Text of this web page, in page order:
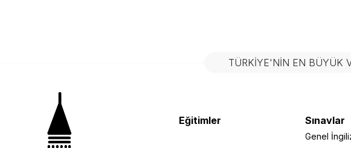
TÜRKIYE'NIN EN BÜYÜK
Eğitimler Sınavlar
Genel